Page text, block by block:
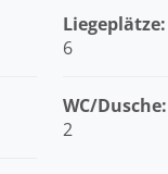
Liegeplätze:
6
WC/Dusche:
2